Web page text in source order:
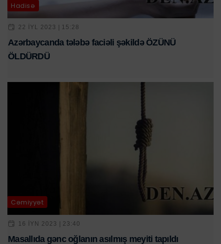
Hadisə
22 IYL 2023 | 15:28
Azərbaycanda tələbə faciəli şəkildə ÖZÜNÜ
ÖLDÜRDÜ
Cəmiyyət
16 IYN 2023 | 23:40
Masallıda gənc oğlanın asılmış meyiti tapıldı